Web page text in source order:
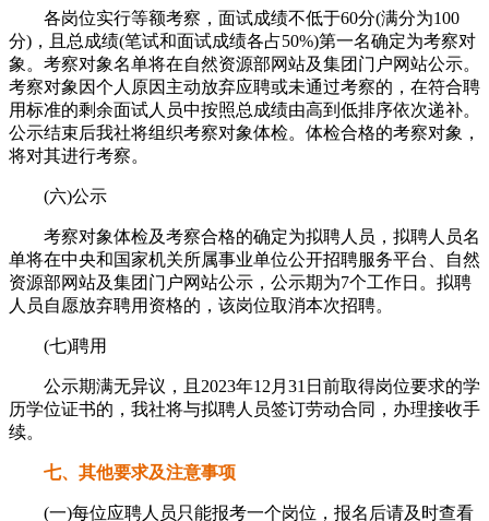
各岗位实行等额考察，面试成绩不低于60分(满分为100
分)，且总成绩(笔试和面试成绩各占50%)第一名确定为考察对
象。考察对象名单将在自然资源部网站及集团门户网站公示。
考察对象因个人原因主动放弃应聘或未通过考察的，在符合聘
用标准的剩余面试人员中按照总成绩由高到低排序依次递补。
公示结束后我社将组织考察对象体检。体检合格的考察对象，
将对其进行考察。
(六)公示
考察对象体检及考察合格的确定为拟聘人员，拟聘人员名
单将在中央和国家机关所属事业单位公开招聘服务平台、自然
资源部网站及集团门户网站公示，公示期为7个工作日。拟聘
人员自愿放弃聘用资格的，该岗位取消本次招聘。
(七)聘用
公示期满无异议，且2023年12月31日前取得岗位要求的学
历学位证书的，我社将与拟聘人员签订劳动合同，办理接收手
续。
七、其他要求及注意事项
(一)每位应聘人员只能报考一个岗位，报名后请及时查看